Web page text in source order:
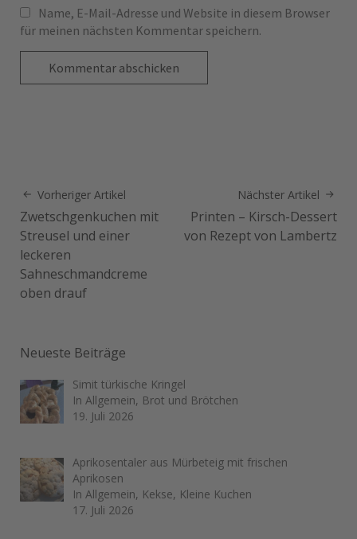
Name, E-Mail-Adresse und Website in diesem Browser
für meinen nächsten Kommentar speichern.
Vorheriger Artikel
Zwetschgenkuchen mit
Streusel und einer
leckeren
Sahneschmandcreme
oben drauf
Nächster Artikel
Printen – Kirsch-Dessert
von Rezept von Lambertz
Neueste Beiträge
Simit türkische Kringel
In Allgemein, Brot und Brötchen
19. Juli 2026
Aprikosentaler aus Mürbeteig mit frischen
Aprikosen
In Allgemein, Kekse, Kleine Kuchen
17. Juli 2026